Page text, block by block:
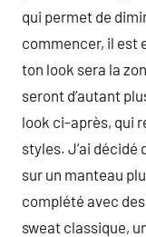
qui permet de
commencer, il est
ton look sera la
seront d’autant
look ci-après, qui
styles. J’ai décidé
sur un manteau
complété avec
sweat classique,